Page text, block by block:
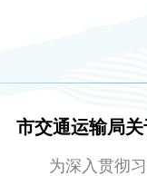
为深入贯彻习